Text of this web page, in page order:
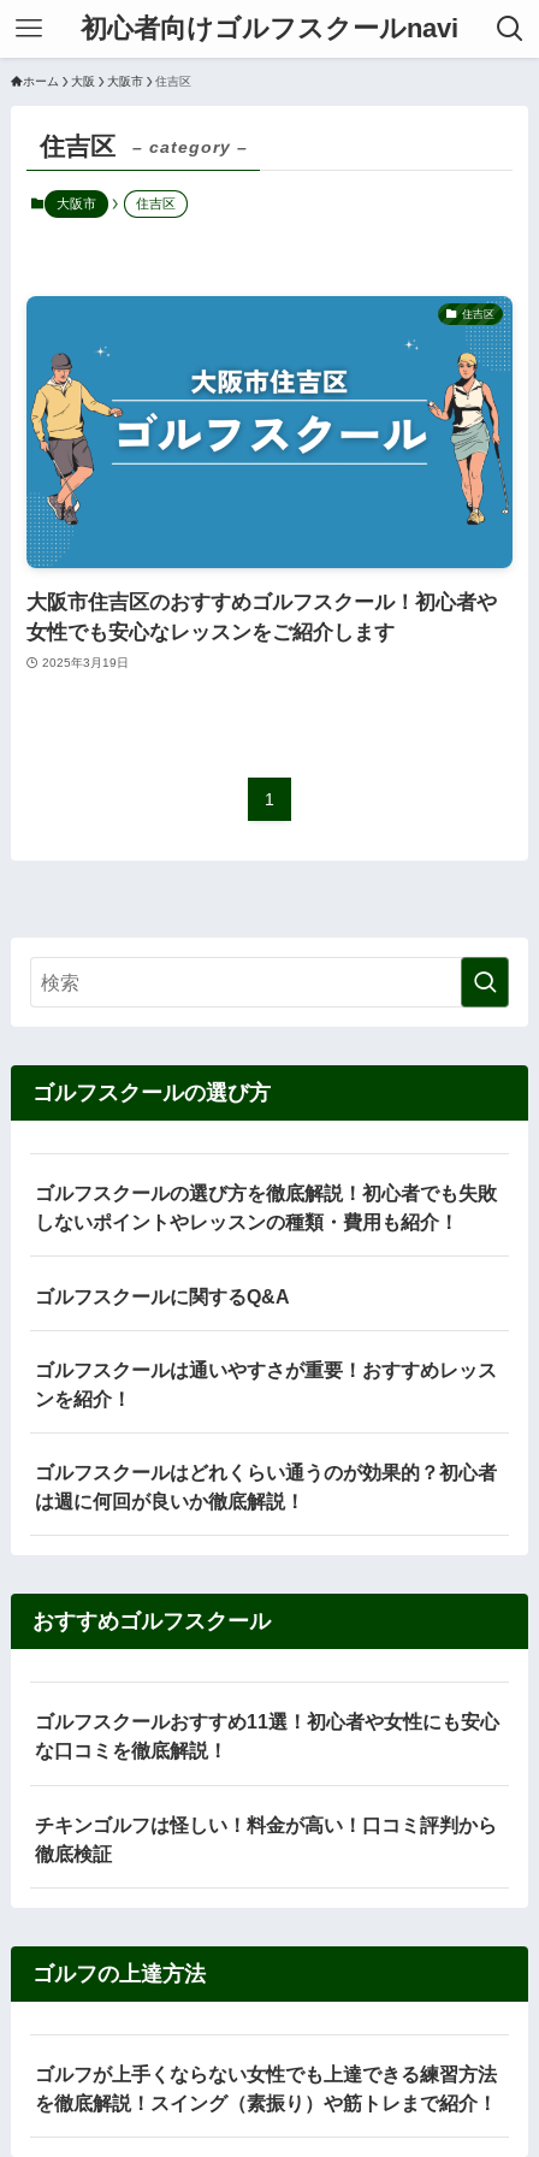
初心者向けゴルフスクールnavi
ホーム 大阪 大阪市 住吉区
住吉区 – category –
大阪市 住吉区
住吉区
大阪市住吉区のおすすめゴルフスクール！初心者や
女性でも安心なレッスンをご紹介します
2025年3月19日
1
ゴルフスクールの選び方
ゴルフスクールの選び方を徹底解説！初心者でも失敗
しないポイントやレッスンの種類・費用も紹介！
ゴルフスクールに関するQ&A
ゴルフスクールは通いやすさが重要！おすすめレッス
ンを紹介！
ゴルフスクールはどれくらい通うのが効果的？初心者
は週に何回が良いか徹底解説！
おすすめゴルフスクール
ゴルフスクールおすすめ11選！初心者や女性にも安心
な口コミを徹底解説！
チキンゴルフは怪しい！料金が高い！口コミ評判から
徹底検証
ゴルフの上達方法
ゴルフが上手くならない女性でも上達できる練習方法
を徹底解説！スイング（素振り）や筋トレまで紹介！